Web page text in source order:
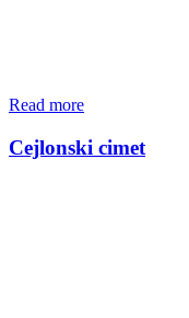
Read more
Cejlonski cimet